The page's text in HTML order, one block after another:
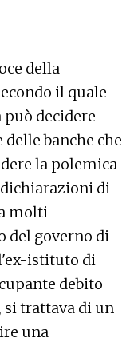
della
il quale
può decidere
banche che
la polemica
dichiarazioni di
molti
del governo di
istituto di
debito
si trattava di un
una